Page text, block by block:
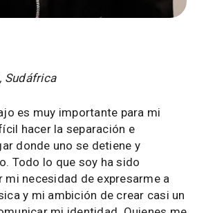
Sudáfrica
es muy importante para mi
hacer la separación e
donde uno se detiene y
Todo lo que soy ha sido
mi necesidad de expresarme a
y mi ambición de crear casi un